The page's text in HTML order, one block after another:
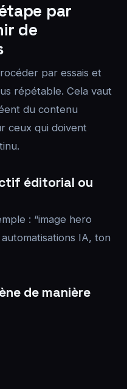
par
de
par essais et
répétable. Cela vaut
du contenu
ceux qui doivent
éditorial ou
: “image hero
IA, ton
de manière